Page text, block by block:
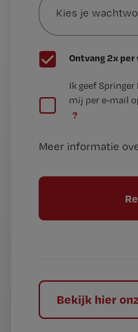
je
wachtwoord
G
e
t
Ontvang 2x
e
t
l
Ik geef
mij per e-mail
?
Meer informatie
Bekijk hier